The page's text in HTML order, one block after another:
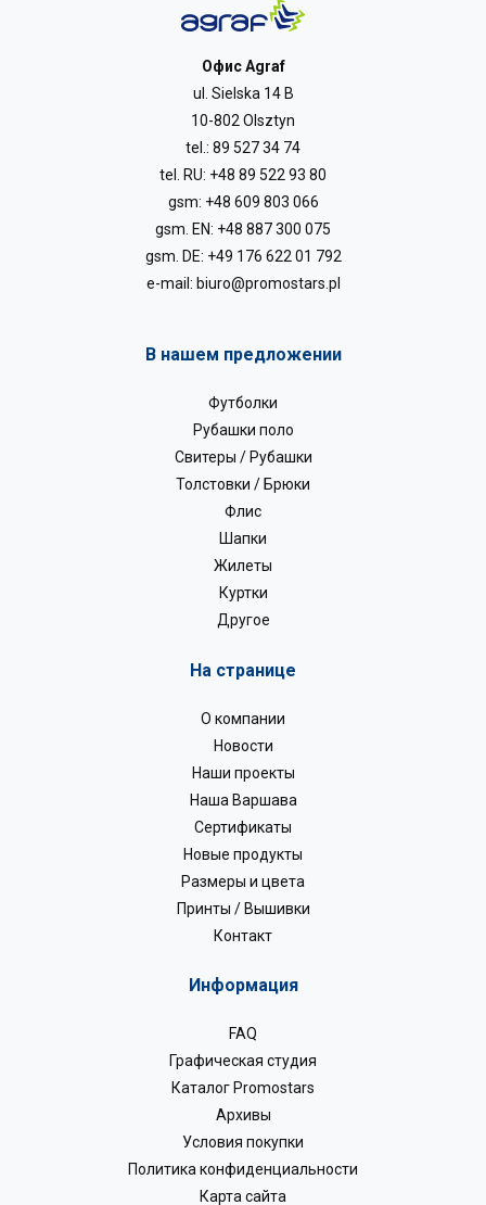
Офис Agraf
ul. Sielska 14 B
10-802 Olsztyn
tel.: 89 527 34 74
tel. RU: +48 89 522 93 80
gsm: +48 609 803 066
gsm. EN: +48 887 300 075
gsm. DE: +49 176 622 01 792
e-mail: biuro@promostars.pl
В нашем предложении
Футболки
Рубашки поло
Свитеры / Рубашки
Толстовки / Брюки
Флис
Шапки
Жилеты
Куртки
Другое
На странице
О компании
Новости
Наши проекты
Наша Варшава
Сертификаты
Новые продукты
Размеры и цвета
Принты / Вышивки
Контакт
Информация
FAQ
Графическая студия
Каталог Promostars
Архивы
Условия покупки
Политика конфиденциальности
Карта сайта